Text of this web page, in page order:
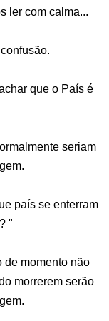
ler com calma...
que o País é
seriam
país se enterram
"
de momento não
morrerem serão